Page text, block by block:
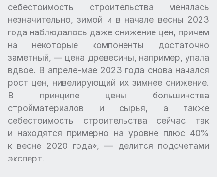
себестоимость строительства менялась
незначительно, зимой и в начале весны 2023
года наблюдалось даже снижение цен, причем
на некоторые компоненты достаточно
заметный, — цена древесины, например, упала
вдвое. В апреле-мае 2023 года снова начался
рост цен, нивелирующий их зимнее снижение.
В принципе цены большинства
стройматериалов и сырья, а также
себестоимость строительства сейчас так
и находятся примерно на уровне плюс 40%
к весне 2020 года», — делится подсчетами
эксперт.